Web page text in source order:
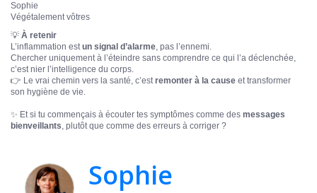
Sophie
Végétalement vôtres
💡 À retenir
L’inflammation estun signal d’alarme, pas l’ennemi.
Chercher uniquement à l’éteindre sans comprendre ce qui l’a déclenchée,
c’est nier l’intelligence du corps.
👉 Le vrai chemin vers la santé, c’estremonter à la cause et transformer
son hygiène de vie.
✨ Et si tu commençais à écouter tes symptômes comme des messages
bienveillants, plutôt que comme des erreurs à corriger ?
Sophie